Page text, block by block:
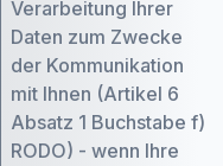
Verarbeitung Ihrer
Daten zum Zwecke
der Kommunikation
mit Ihnen (Artikel 6
Absatz 1 Buchstabe f)
RODO) - wenn Ihre